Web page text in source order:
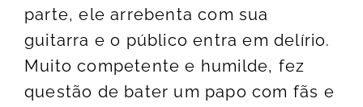
parte, ele arrebenta com sua
guitarra e o público entra em delírio.
Muito competente e humilde, fez
questão de bater um papo com fãs e